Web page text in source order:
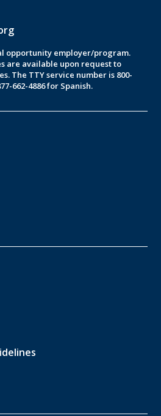
opportunity employer/program.
are available upon request to
The TTY service number is 800-
662-4886 for Spanish.